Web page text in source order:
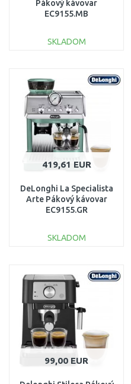
Pákový kávovar
EC9155.MB
SKLADOM
Porovnať
419,61 EUR
DeLonghi La Specialista
Arte Pákový kávovar
EC9155.GR
SKLADOM
Porovnať
99,00 EUR